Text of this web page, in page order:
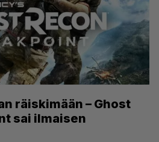
räiskimään – Ghost
sai ilmaisen